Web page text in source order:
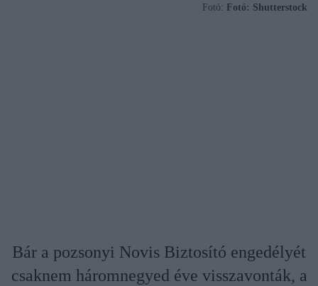
Fotó: Fotó: Shutterstock
Bár a pozsonyi Novis Biztosító engedélyét
csaknem háromnegyed éve visszavonták, a